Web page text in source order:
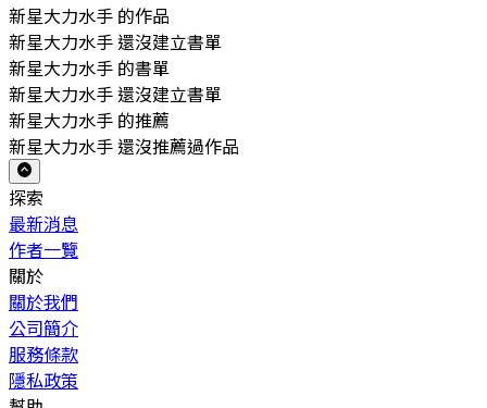
新星大力水手 的作品
新星大力水手 還沒建立書單
新星大力水手 的書單
新星大力水手 還沒建立書單
新星大力水手 的推薦
新星大力水手 還沒推薦過作品
探索
最新消息
作者一覽
關於
關於我們
公司簡介
服務條款
隱私政策